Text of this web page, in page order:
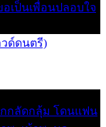
อเป็นเพื่อนปลอบใจ
วด์ดนตรี)
กกลัดกลุ้ม โดนแฟน